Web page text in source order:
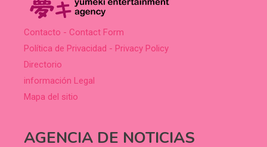
Contacto - Contact Form
Política de Privacidad - Privacy Policy
Directorio
información Legal
Mapa del sitio
AGENCIA DE NOTICIAS